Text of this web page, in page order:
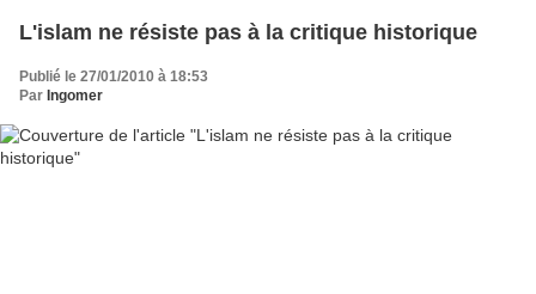
L'islam ne résiste pas à la critique historique
Publié le 27/01/2010 à 18:53
Par Ingomer